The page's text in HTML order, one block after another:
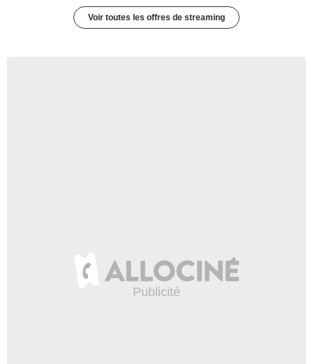
Voir toutes les offres de streaming